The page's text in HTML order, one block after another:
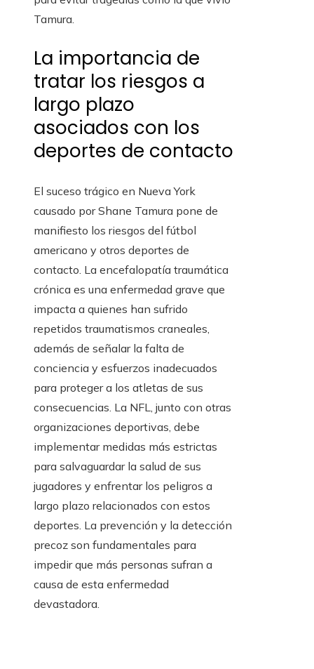
Tamura.
La importancia de
tratar los riesgos a
largo plazo
asociados con los
deportes de contacto
El suceso trágico en Nueva York
causado por Shane Tamura pone de
manifiesto los riesgos del fútbol
americano y otros deportes de
contacto. La encefalopatía traumática
crónica es una enfermedad grave que
impacta a quienes han sufrido
repetidos traumatismos craneales,
además de señalar la falta de
conciencia y esfuerzos inadecuados
para proteger a los atletas de sus
consecuencias. La NFL, junto con otras
organizaciones deportivas, debe
implementar medidas más estrictas
para salvaguardar la salud de sus
jugadores y enfrentar los peligros a
largo plazo relacionados con estos
deportes. La prevención y la detección
precoz son fundamentales para
impedir que más personas sufran a
causa de esta enfermedad
devastadora.